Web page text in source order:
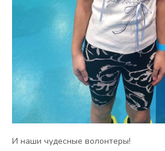
И наши чудесные волонтеры!